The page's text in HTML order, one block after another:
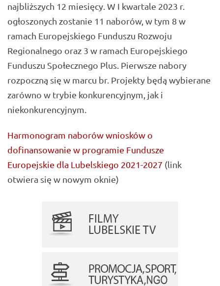
najbliższych 12 miesięcy. W I kwartale 2023 r.
ogłoszonych zostanie 11 naborów, w tym 8 w
ramach Europejskiego Funduszu Rozwoju
Regionalnego oraz 3 w ramach Europejskiego
Funduszu Społecznego Plus. Pierwsze nabory
rozpoczną się w marcu br. Projekty będą wybierane
zarówno w trybie konkurencyjnym, jak i
niekonkurencyjnym.
Harmonogram naborów wniosków o
dofinansowanie w programie Fundusze
Europejskie dla Lubelskiego 2021-2027 (link
otwiera się w nowym oknie)